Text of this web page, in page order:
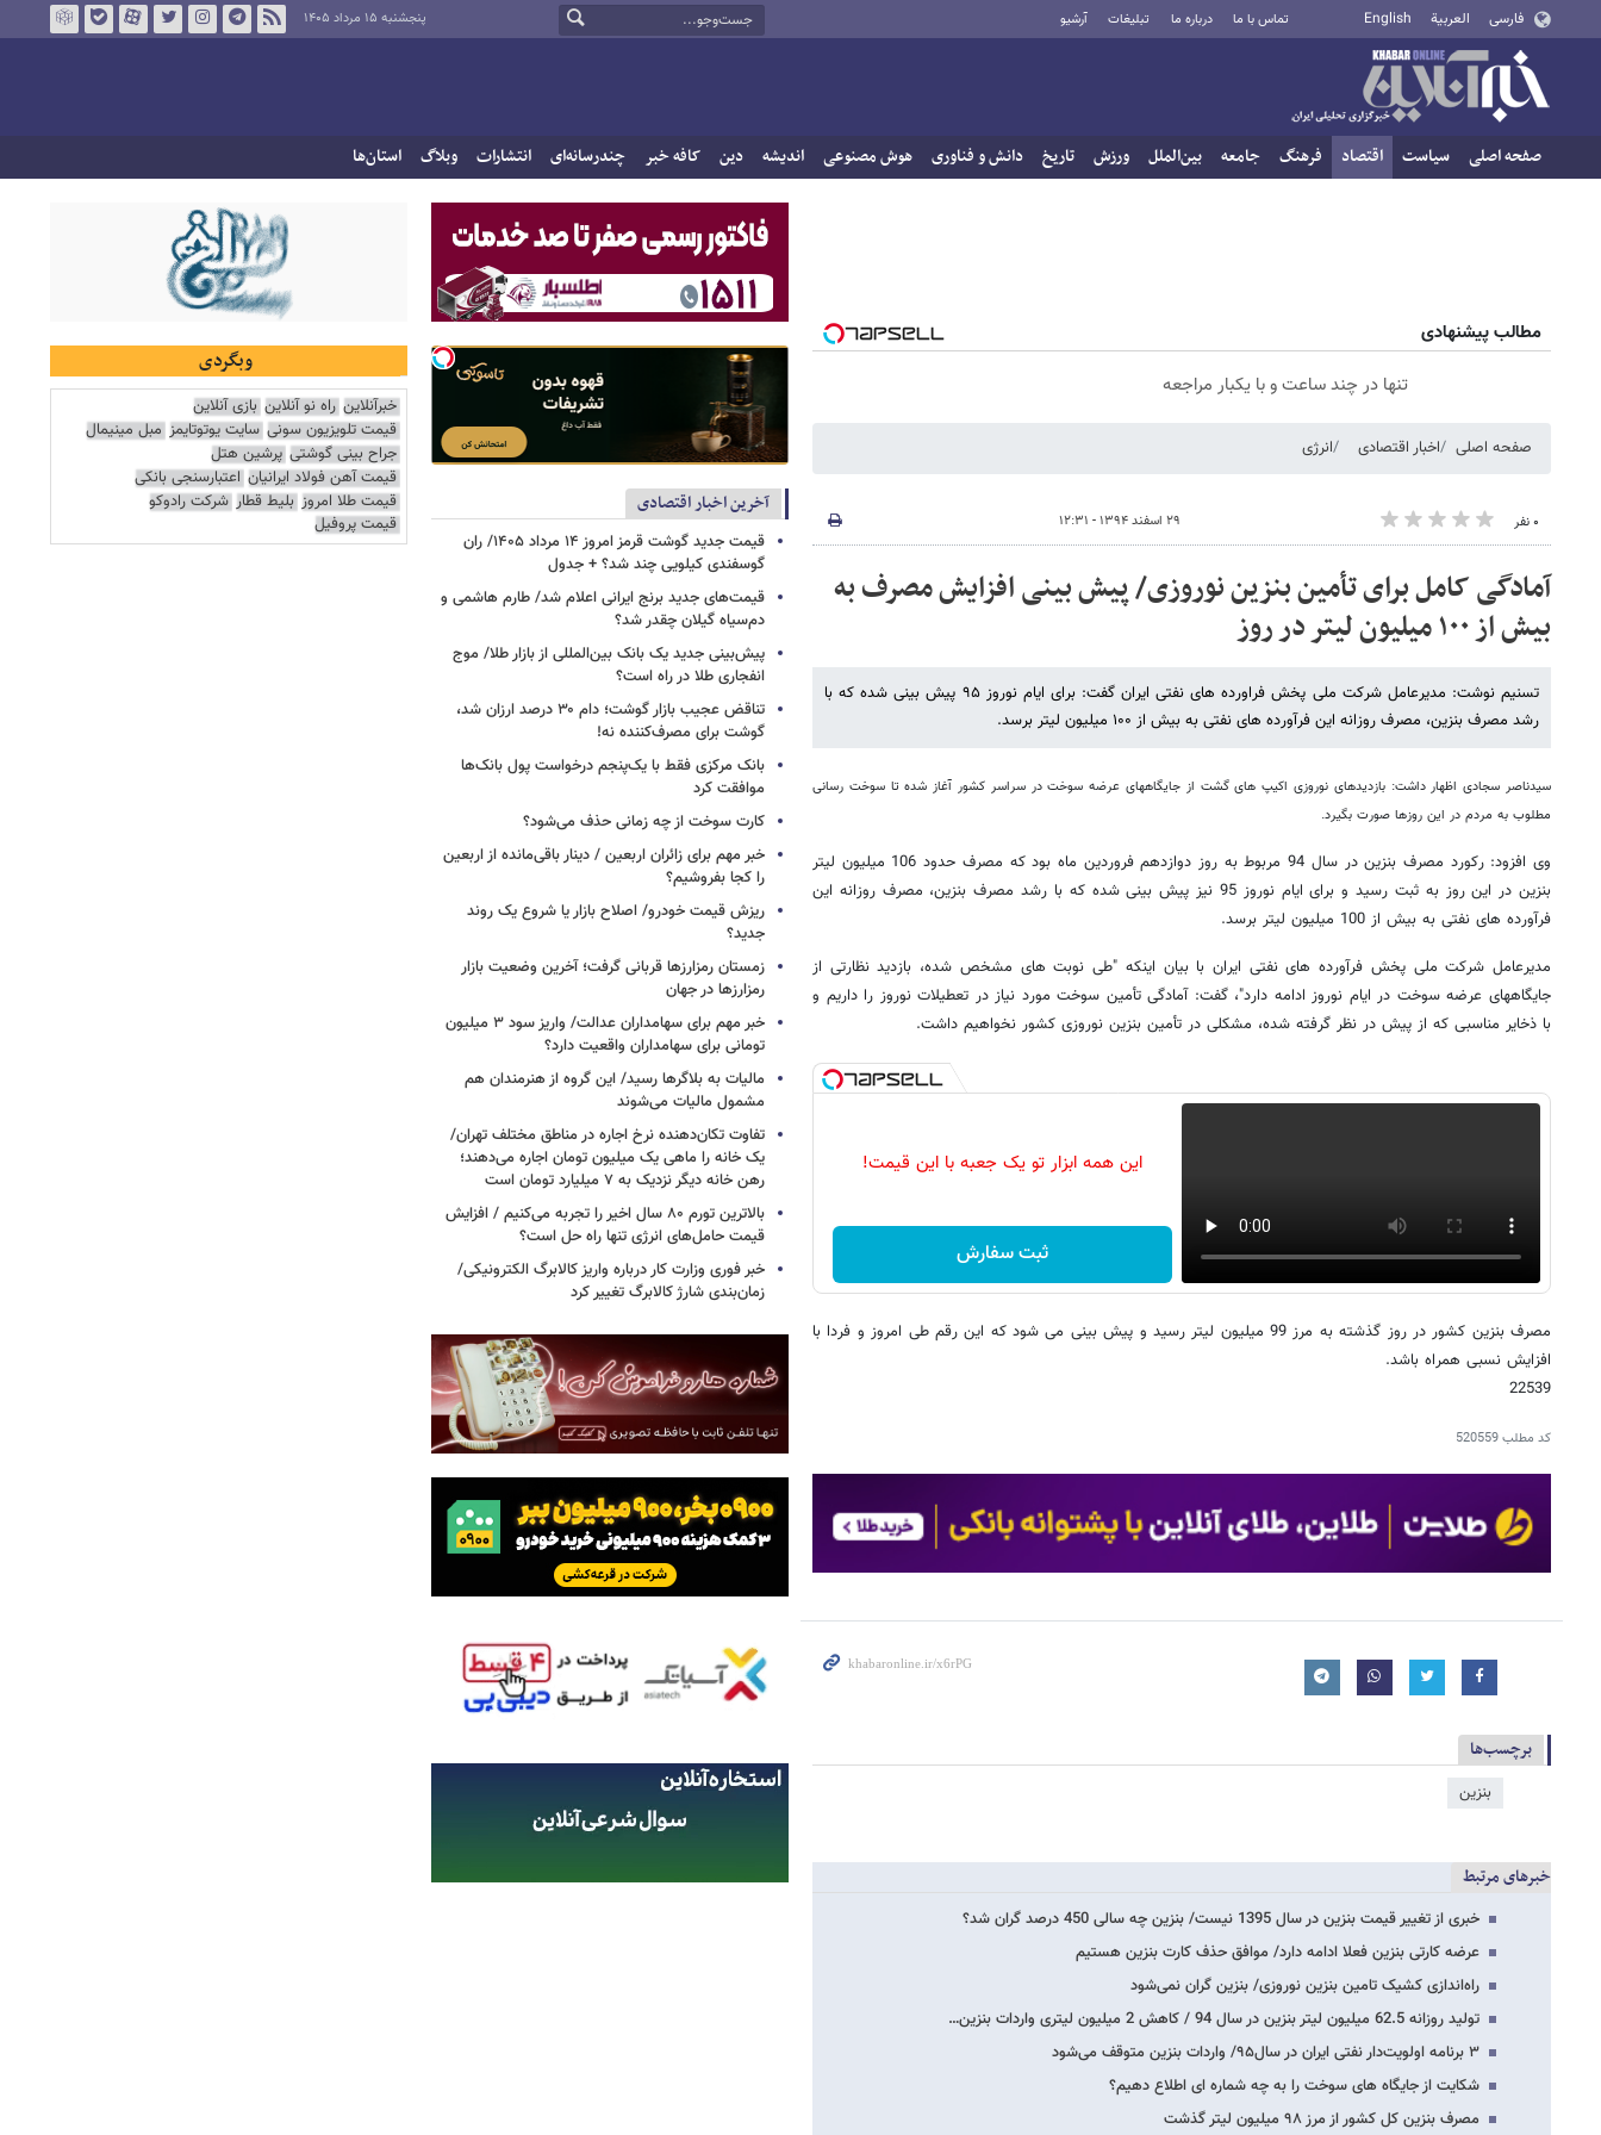
فارسی العربية English تماس با ما درباره ما تبلیغات آرشیو پنجشنبه ۱۵ مرداد ۱۴۰۵
صفحه اصلی سیاست اقتصاد فرهنگ جامعه بین‌الملل ورزش تاریخ دانش و فناوری هوش مصنوعی اندیشه دین کافه خبر چندرسانه‌ای انتشارات وبلاگ استان‌ها
مطالب پیشنهادی
تنها در چند ساعت و با یکبار مراجعه
صفحه اصلی اخبار اقتصادی انرژی
۰ نفر ۲۹ اسفند ۱۳۹۴ - ۱۲:۳۱
آمادگی کامل برای تأمین بنزین نوروزی/ پیش بینی افزایش مصرف به
بیش از ۱۰۰ میلیون لیتر در روز
تسنیم نوشت: مدیرعامل شرکت ملی پخش فراورده های نفتی ایران گفت: برای ایام نوروز ۹۵ پیش بینی شده که با
رشد مصرف بنزین، مصرف روزانه این فرآورده های نفتی به بیش از ۱۰۰ میلیون لیتر برسد.
سیدناصر سجادی اظهار داشت: بازدیدهای نوروزی اکیپ های گشت از جایگاههای عرضه سوخت در سراسر کشور آغاز شده تا سوخت رسانی
مطلوب به مردم در این روزها صورت بگیرد.
وی افزود: رکورد مصرف بنزین در سال 94 مربوط به روز دوازدهم فروردین ماه بود که مصرف حدود 106 میلیون لیتر
بنزین در این روز به ثبت رسید و برای ایام نوروز 95 نیز پیش بینی شده که با رشد مصرف بنزین، مصرف روزانه این
فرآورده های نفتی به بیش از 100 میلیون لیتر برسد.
مدیرعامل شرکت ملی پخش فرآورده های نفتی ایران با بیان اینکه "طی نوبت های مشخص شده، بازدید نظارتی از
جایگاههای عرضه سوخت در ایام نوروز ادامه دارد"، گفت: آمادگی تأمین سوخت مورد نیاز در تعطیلات نوروز را داریم و
با ذخایر مناسبی که از پیش در نظر گرفته شده، مشکلی در تأمین بنزین نوروزی کشور نخواهیم داشت.
این همه ابزار تو یک جعبه با این قیمت!
ثبت سفارش
مصرف بنزین کشور در روز گذشته به مرز 99 میلیون لیتر رسید و پیش بینی می شود که این رقم طی امروز و فردا با
افزایش نسبی همراه باشد.
22539
کد مطلب520559
برچسب‌ها
بنزین
خبرهای مرتبط
خبری از تغییر قیمت بنزین در سال 1395 نیست/ بنزین چه سالی 450 درصد گران شد؟
عرضه کارتی بنزین فعلا ادامه دارد/ موافق حذف کارت بنزین هستیم
راه‌اندازی کشیک تامین بنزین نوروزی/ بنزین گران نمی‌شود
تولید روزانه 62.5 میلیون لیتر بنزین در سال 94 / کاهش 2 میلیون لیتری واردات بنزین…
۳ برنامه اولویت‌دار نفتی ایران در سال۹۵/ واردات بنزین متوقف می‌شود
شکایت از جایگاه های سوخت را به چه شماره ای اطلاع دهیم؟
مصرف بنزین کل کشور از مرز ۹۸ میلیون لیتر گذشت
آخرین اخبار اقتصادی
قیمت جدید گوشت قرمز امروز ۱۴ مرداد ۱۴۰۵/ ران
گوسفندی کیلویی چند شد؟ + جدول
قیمت‌های جدید برنج ایرانی اعلام شد/ طارم هاشمی و
دم‌سیاه گیلان چقدر شد؟
پیش‌بینی جدید یک بانک بین‌المللی از بازار طلا/ موج
انفجاری طلا در راه است؟
تناقض عجیب بازار گوشت؛ دام ۳۰ درصد ارزان شد،
گوشت برای مصرف‌کننده نه!
بانک مرکزی فقط با یک‌‎پنجم درخواست پول بانک‌ها
موافقت کرد
کارت سوخت از چه زمانی حذف می‌شود؟
خبر مهم برای زائران اربعین / دینار باقی‌مانده از اربعین
را کجا بفروشیم؟
ریزش قیمت خودرو/ اصلاح بازار یا شروع یک روند
جدید؟
زمستان رمزارزها قربانی گرفت؛ آخرین وضعیت بازار
رمزارزها در جهان
خبر مهم برای سهامداران عدالت/ واریز سود ۳ میلیون
تومانی برای سهامداران واقعیت دارد؟
مالیات به بلاگرها رسید/ این گروه از هنرمندان هم
مشمول مالیات می‌شوند
تفاوت تکان‌دهنده نرخ اجاره در مناطق مختلف تهران/
یک خانه را ماهی یک میلیون تومان اجاره می‌دهند؛
رهن خانه دیگر نزدیک به ۷ میلیارد تومان است
بالاترین تورم ۸۰ سال اخیر را تجربه می‌کنیم / افزایش
قیمت حامل‌های انرژی تنها راه حل است؟
خبر فوری وزارت کار درباره واریز کالابرگ الکترونیکی/
زمان‌بندی شارژ کالابرگ تغییر کرد
وبگردی
خبرآنلاین راه نو آنلاین بازی آنلاین
قیمت تلویزیون سونی سایت یوتوتایمز مبل مینیمال
جراح بینی گوشتی پرشین هتل
قیمت آهن فولاد ایرانیان اعتبارسنجی بانکی
قیمت طلا امروز بلیط قطار شرکت رادوکو
قیمت پروفیل